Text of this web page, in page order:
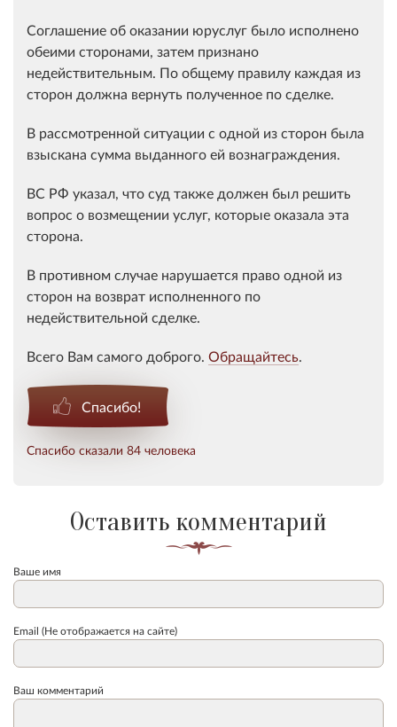
Соглашение об оказании юруслуг было исполнено
обеими сторонами, затем признано
недействительным. По общему правилу каждая из
сторон должна вернуть полученное по сделке.
В рассмотренной ситуации с одной из сторон была
взыскана сумма выданного ей вознаграждения.
ВС РФ указал, что суд также должен был решить
вопрос о возмещении услуг, которые оказала эта
сторона.
В противном случае нарушается право одной из
сторон на возврат исполненного по
недействительной сделке.
Всего Вам самого доброго. Обращайтесь.
Спасибо!
Спасибо сказали 84 человека
Оставить комментарий
Ваше имя
Email (Не отображается на сайте)
Ваш комментарий